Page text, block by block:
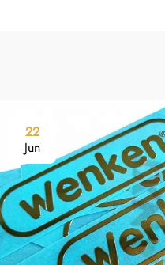
22
Jun